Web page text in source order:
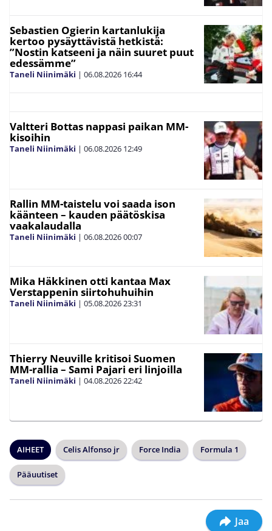
Sebastien Ogierin kartanlukija
kertoo pysäyttävistä hetkistä:
”Nostin katseeni ja näin suuret puut
edessämme”
Taneli Niinimäki | 06.08.2026 16:44
Valtteri Bottas nappasi paikan MM-
kisoihin
Taneli Niinimäki | 06.08.2026 12:49
Rallin MM-taistelu voi saada ison
käänteen – kauden päätöskisa
vaakalaudalla
Taneli Niinimäki | 06.08.202600:07
Mika Häkkinen otti kantaa Max
Verstappenin siirtohuhuihin
Taneli Niinimäki | 05.08.202623:31
Thierry Neuville kritisoi Suomen
MM-rallia – Sami Pajari eri linjoilla
Taneli Niinimäki | 04.08.202622:42
AIHEET Celis Alfonso jr Force India Formula 1
Pääuutiset
Jaa